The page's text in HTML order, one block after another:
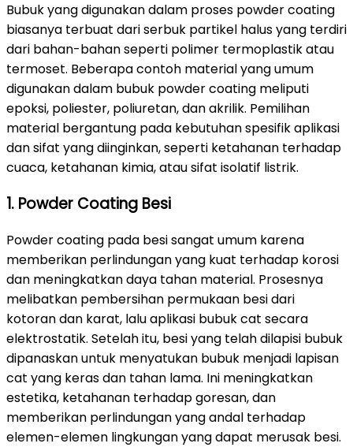
Bubuk yang digunakan dalam proses powder coating
biasanya terbuat dari serbuk partikel halus yang terdiri
dari bahan-bahan seperti polimer termoplastik atau
termoset. Beberapa contoh material yang umum
digunakan dalam bubuk powder coating meliputi
epoksi, poliester, poliuretan, dan akrilik. Pemilihan
material bergantung pada kebutuhan spesifik aplikasi
dan sifat yang diinginkan, seperti ketahanan terhadap
cuaca, ketahanan kimia, atau sifat isolatif listrik.
1. Powder Coating Besi
Powder coating pada besi sangat umum karena
memberikan perlindungan yang kuat terhadap korosi
dan meningkatkan daya tahan material. Prosesnya
melibatkan pembersihan permukaan besi dari
kotoran dan karat, lalu aplikasi bubuk cat secara
elektrostatik. Setelah itu, besi yang telah dilapisi bubuk
dipanaskan untuk menyatukan bubuk menjadi lapisan
cat yang keras dan tahan lama. Ini meningkatkan
estetika, ketahanan terhadap goresan, dan
memberikan perlindungan yang andal terhadap
elemen-elemen lingkungan yang dapat merusak besi.